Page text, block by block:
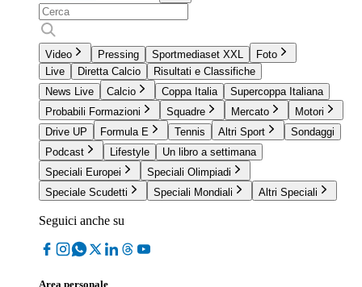
Video Pressing Sportmediaset XXL
Foto
Live
Diretta Calcio
Risultati e Classifiche
News Live
Calcio Coppa Italia
Supercoppa Italiana
Probabili Formazioni
Squadre Mercato
Motori
Drive UP
Formula E Tennis Altri Sport
Sondaggi
Podcast
Lifestyle
Un libro a settimana
Speciali Europei
Speciali Olimpiadi
Speciale Scudetti
Speciali Mondiali Altri Speciali
Seguici anche su
Area personale